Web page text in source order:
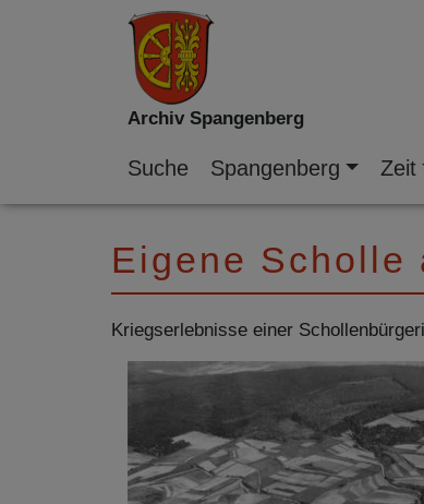
Archiv Spangenberg
Suche Spangenberg Zeit
Eigene Scholle
Kriegserlebnisse einer